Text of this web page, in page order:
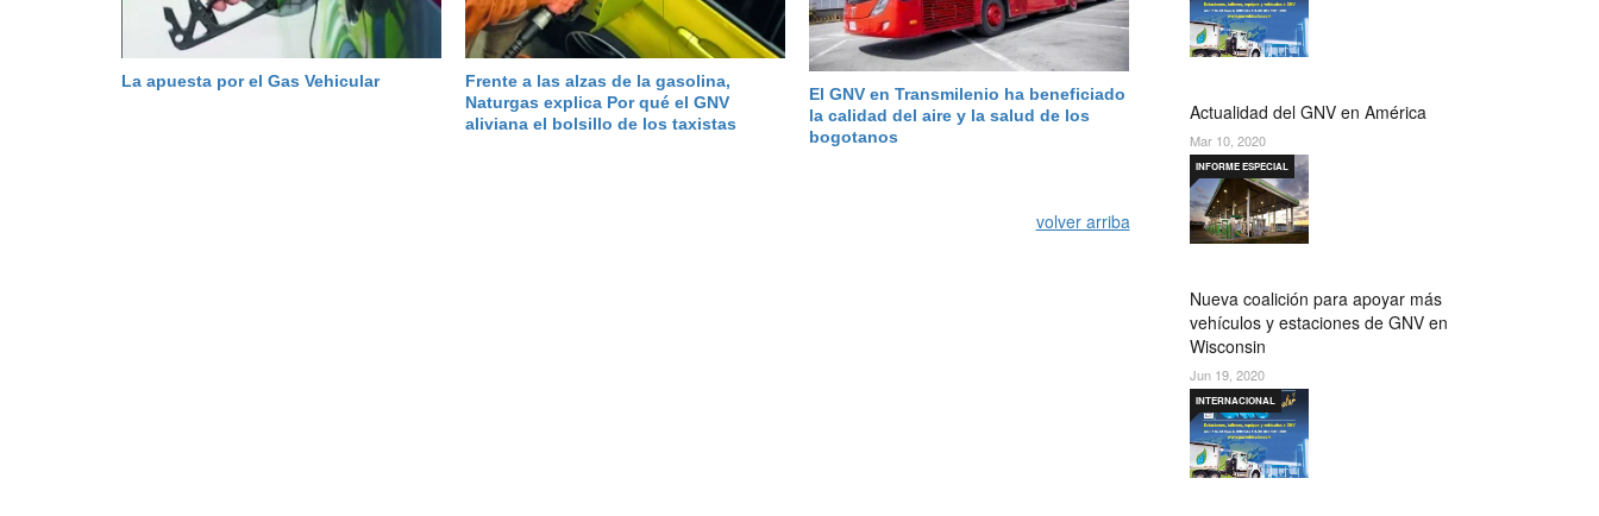
La apuesta por el Gas Vehicular
Frente a las alzas de la gasolina,
Naturgas explica Por qué el GNV
aliviana el bolsillo de los taxistas
El GNV en Transmilenio ha beneficiado
la calidad del aire y la salud de los
bogotanos
volver arriba
Actualidad del GNV en América
Mar 10, 2020
Nueva coalición para apoyar más
vehículos y estaciones de GNV en
Wisconsin
INFORME ESPECIAL
Jun 19, 2020
INTERNACIONAL